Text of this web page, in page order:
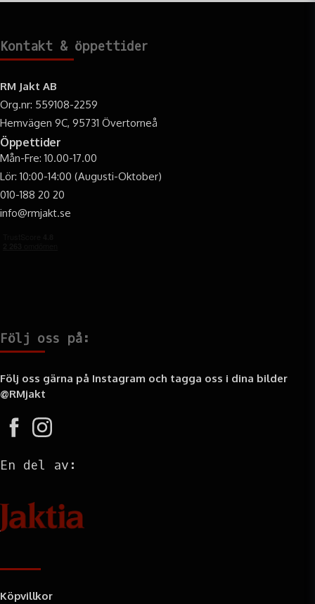
på ett ansvarsfullt sätt.
Kontakt & öppettider
RM Jakt AB
Org.nr: 559108-2259
Hemvägen 9C, 95731 Övertorneå
Öppettider
Mån-Fre: 10.00-17.00
Lör: 10:00-14:00 (Augusti-Oktober)
010-188 20 20
info@rmjakt.se
Följ oss på:
Följ oss gärna på Instagram och tagga oss i dina bilder
@RMjakt
En del av:
Köpvillkor